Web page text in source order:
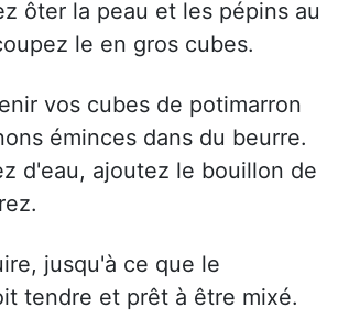
ôter la peau et les pépins au
le en gros cubes.
vos cubes de potimarron
éminces dans du beurre.
d'eau, ajoutez le bouillon de
jusqu'à ce que le
tendre et prêt à être mixé.